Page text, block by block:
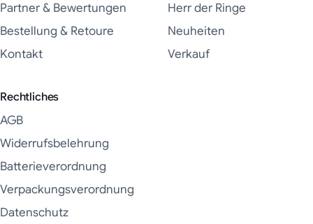
Partner & Bewertungen
Bestellung & Retoure
Kontakt
Herr der Ringe
Neuheiten
Verkauf
Rechtliches
AGB
Widerrufsbelehrung
Batterieverordnung
Verpackungsverordnung
Datenschutz